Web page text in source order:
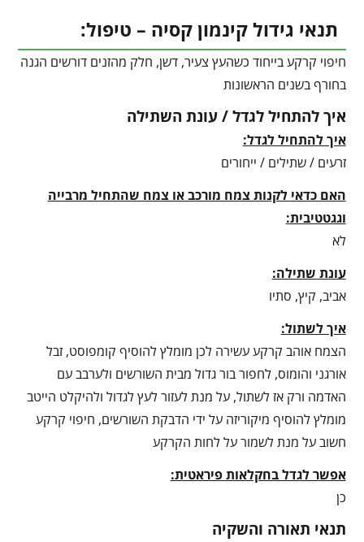
תנאי גידול קינמון קסיה – טיפול:
חיפוי קרקע בייחוד כשהעץ צעיר, דשן, חלק מהזנים דורשים הגנה
בחורף בשנים הראשונות
איך להתחיל לגדל / עונת השתילה
איך להתחיל לגדל:
זרעים / שתילים / ייחורים
האם כדאי לקנות צמח מורכב או צמח שהתחיל מרבייה
וגגטטיבית:
לא
עונת שתילה:
אביב, קיץ, סתיו
איך לשתול:
הצמח אוהב קרקע עשירה לכן מומלץ להוסיף קומפוסט, זבל
אורגני והומוס, לחפור בור גדול מבית השורשים ולערבב עם
האדמה ורק אז לשתול, על מנת לעזור לעץ לגדול ולהיקלט הייטב
מומלץ להוסיף מיקוריזה על ידי הדבקת השורשים, חיפוי קרקע
חשוב על מנת לשמור על לחות הקרקע
אפשר לגדל בחקלאות פיראטית:
כן
תנאי תאורה והשקיה